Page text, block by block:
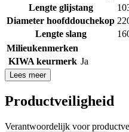
Lengte glijstang
Diameter hoofddouchekop
Lengte slang
Milieukenmerken
KIWA keurmerk Ja
Lees meer
Productveiligheid
Verantwoordelijk voor